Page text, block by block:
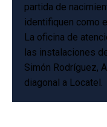
partida de
identifiquen como
La oficina de
las instalaciones
Simón Rodríguez,
diagonal a Locatel.